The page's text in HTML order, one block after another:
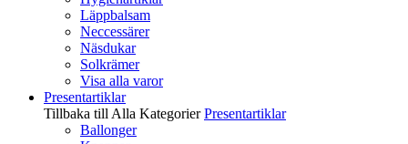
Läppbalsam
Neccessärer
Näsdukar
Solkrämer
Visa alla varor
Presentartiklar
Tillbaka till Alla Kategorier Presentartiklar
Ballonger